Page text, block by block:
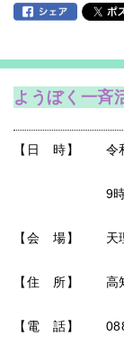
ようぼく一斉
【日 時】 令
9時30分
【会 場】 天理
【住 所】 高知
【電 話】